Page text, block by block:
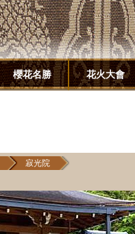
櫻花名勝 花火大會
寂光院